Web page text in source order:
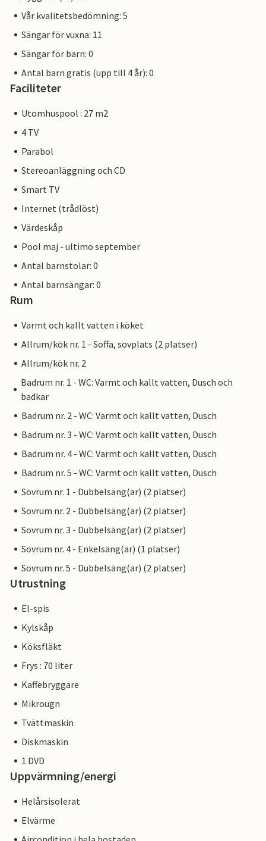
Vår kvalitetsbedömning: 5
Sängar för vuxna: 11
Sängar för barn: 0
Antal barn gratis (upp till 4 år): 0
Faciliteter
Utomhuspool : 27 m2
4 TV
Parabol
Stereoanläggning och CD
Smart TV
Internet (trådlöst)
Värdeskåp
Pool maj - ultimo september
Antal barnstolar: 0
Antal barnsängar: 0
Rum
Varmt och kallt vatten i köket
Allrum/kök nr. 1 - Soffa, sovplats (2 platser)
Allrum/kök nr. 2
Badrum nr. 1 - WC: Varmt och kallt vatten, Dusch och
badkar
Badrum nr. 2 - WC: Varmt och kallt vatten, Dusch
Badrum nr. 3 - WC: Varmt och kallt vatten, Dusch
Badrum nr. 4 - WC: Varmt och kallt vatten, Dusch
Badrum nr. 5 - WC: Varmt och kallt vatten, Dusch
Sovrum nr. 1 - Dubbelsäng(ar) (2 platser)
Sovrum nr. 2 - Dubbelsäng(ar) (2 platser)
Sovrum nr. 3 - Dubbelsäng(ar) (2 platser)
Sovrum nr. 4 - Enkelsäng(ar) (1 platser)
Sovrum nr. 5 - Dubbelsäng(ar) (2 platser)
Utrustning
El-spis
Kylskåp
Köksfläkt
Frys : 70 liter
Kaffebryggare
Mikrougn
Tvättmaskin
Diskmaskin
1 DVD
Uppvärmning/energi
Helårsisolerat
Elvärme